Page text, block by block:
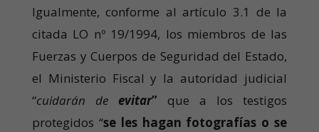
Igualmente, conforme al artículo 3.1 de la
citada LO nº 19/1994, los miembros de las
Fuerzas y Cuerpos de Seguridad del Estado,
el Ministerio Fiscal y la autoridad judicial
“cuidarán de evitar” que a los testigos
protegidos “se les hagan fotografías o se